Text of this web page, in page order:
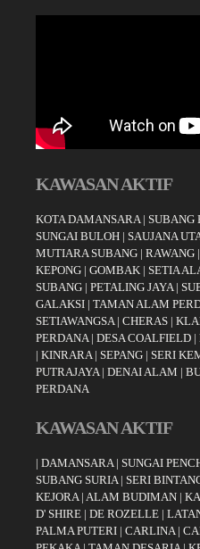
KAWASAN AKTIF
KOTA DAMANSARA| SUBANG
SUNGAI BULOH | SAUJANA
MUTIARA SUBANG | RAWANG |
KEPONG | GOMBAK | SETIA
SUBANG | PETALING JAYA|
GALAKSI | TAMAN ALAM
SETIAWANGSA| CHERAS |
PERDANA| DESA COALFIELD |
| KINRARA| SEPANG | SERI
PUTRAJAYA| DENAI ALAM |
PERDANA
KAWASAN AKTIF
| DAMANSARA| SUNGAI
SUBANG SURIA| SERI
KEJORA| ALAM BUDIMAN |
D' SHIRE | DE ROZELLE |
PALMA PUTERI | CARLINA|